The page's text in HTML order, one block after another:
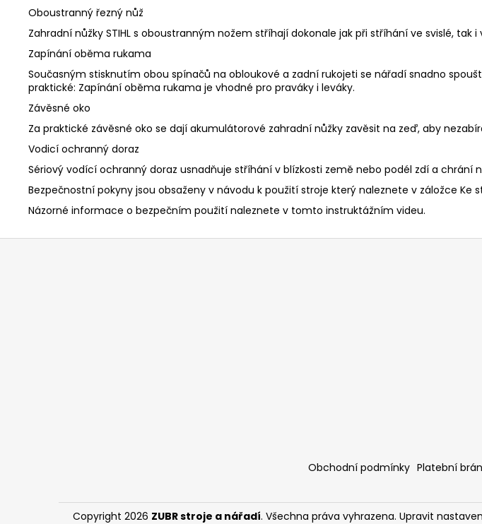
Oboustranný řezný nůž
Zahradní nůžky STIHL s oboustranným nožem stříhají dokonale jak při stříhání ve svislé,
Zapínání oběma rukama
Současným stisknutím obou spínačů na obloukové a zadní rukojeti se nářadí snadno
praktické: Zapínání oběma rukama je vhodné pro praváky i leváky.
Závěsné oko
Za praktické závěsné oko se dají akumulátorové zahradní nůžky zavěsit na zeď, aby
Vodicí ochranný doraz
Sériový vodící ochranný doraz usnadňuje stříhání v blízkosti země nebo podél zdí a chrání
Bezpečnostní pokyny jsou obsaženy v návodu k použití stroje který naleznete v záložce Ke
Názorné informace o bezpečním použití naleznete v tomto instruktážním videu.
Z
Obchodní podmínky Platební
Copyright 2026 ZUBR stroje a nářadí. Všechna práva vyhrazena. Upravit